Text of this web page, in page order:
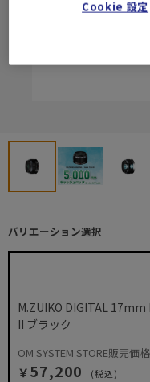
バリエーション選択
M.ZUIKO DIGITAL 17mm
II ブラック
OM SYSTEM STORE販売価格
￥57,200 (税込)
Cookie 設定